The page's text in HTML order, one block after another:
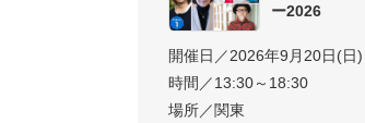
ー2026
開催日／2026年9月20日(日)
時間／13:30～18:30
場所／関東